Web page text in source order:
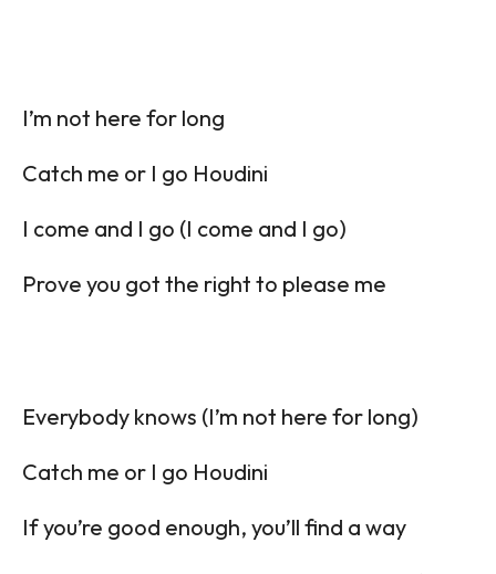
I’m not here for long
Catch me or I go Houdini
I come and I go (I come and I go)
Prove you got the right to please me
Everybody knows (I’m not here for long)
Catch me or I go Houdini
If you’re good enough, you’ll find a way